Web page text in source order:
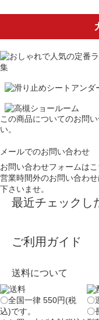
この商品についてのお問
い。
メールでのお問い合わせ
お問い合わせフォームはこ
営業時間外のお問い合わ
下さいませ。
最近チェックし
ご利用ガイド
送料について
〇全国一律 550円(税
込)です。
〇
〇